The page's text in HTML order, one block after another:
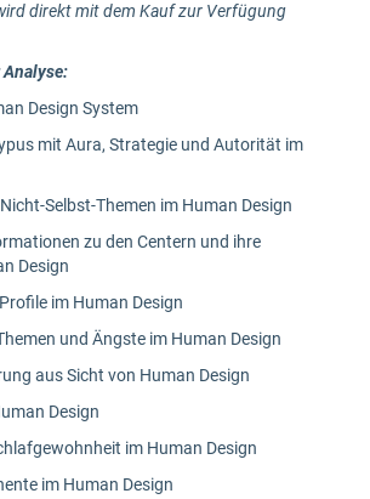
direkt mit dem Kauf zur Verfügung
Design System
mit Aura, Strategie und Autorität im
Selbst-Themen im Human Design
zu den Centern und ihre
Design
im Human Design
und Ängste im Human Design
aus Sicht von Human Design
Design
im Human Design
im Human Design